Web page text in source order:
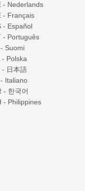
- Nederlands
- Français
- Español
- Português
Suomi
- Polska
- 日本語
Italiano
- 한국어
- Philippines